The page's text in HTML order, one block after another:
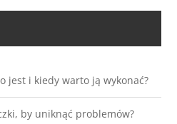
jest i kiedy warto ją wykonać?
by uniknąć problemów?